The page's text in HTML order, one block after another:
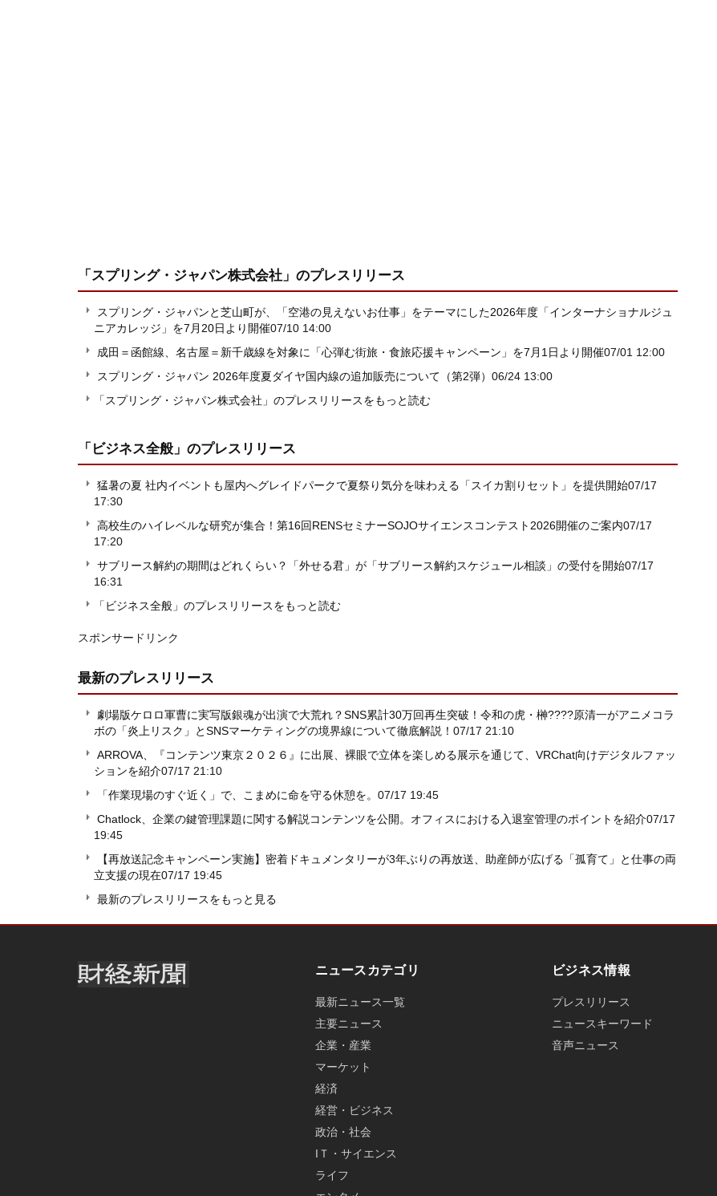
「スプリング・ジャパン株式会社」 のプレスリリース
スプリング・ジャパンと芝山町が、「空港の見えないお仕事」をテーマにした2026年度「インターナショナルジュ
ニアカレッジ」を7月20日より開催07/10 14:00
成田＝函館線、名古屋＝新千歳線を対象に「心弾む街旅・食旅応援キャンペーン」を7月1日より開催07/01 12:00
スプリング・ジャパン 2026年度夏ダイヤ国内線の追加販売について（第2弾） 06/24 13:00
「スプリング・ジャパン株式会社」のプレスリリースをもっと読む
「ビジネス全般」 のプレスリリース
猛暑の夏 社内イベントも屋内へグレイドパークで夏祭り気分を味わえる「スイカ割りセット」を提供開始07/17
17:30
高校生のハイレベルな研究が集合！第16回RENSセミナーSOJOサイエンスコンテスト2026開催のご案内07/17
17:20
サブリース解約の期間はどれくらい？「外せる君」が「サブリース解約スケジュール相談」の受付を開始07/17
16:31
「ビジネス全般」のプレスリリースをもっと読む
スポンサードリンク
最新のプレスリリース
劇場版ケロロ軍曹に実写版銀魂が出演で大荒れ？SNS累計30万回再生突破！令和の虎・榊????原清一がアニメコラ
ボの「炎上リスク」とSNSマーケティングの境界線について徹底解説！ 07/17 21:10
ARROVA、『コンテンツ東京２０２６』に出展、裸眼で立体を楽しめる展示を通じて、VRChat向けデジタルファッ
ションを紹介07/17 21:10
「作業現場のすぐ近く」で、こまめに命を守る休憩を。 07/17 19:45
Chatlock、企業の鍵管理課題に関する解説コンテンツを公開。オフィスにおける入退室管理のポイントを紹介07/17
19:45
【再放送記念キャンペーン実施】密着ドキュメンタリーが3年ぶりの再放送、助産師が広げる「孤育て」と仕事の両
立支援の現在07/17 19:45
最新のプレスリリースをもっと見る
ニュースカテゴリ
最新ニュース一覧
主要ニュース
企業・産業
マーケット
経済
経営・ビジネス
政治・社会
IＴ・サイエンス
ライフ
ビジネス情報
プレスリリース
ニュースキーワード
音声ニュース